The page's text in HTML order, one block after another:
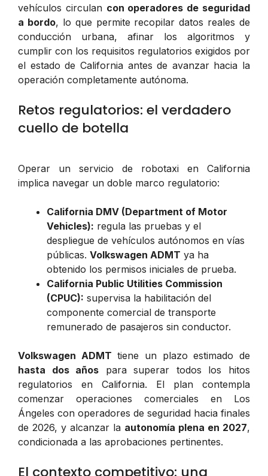
vehículos circulan con operadores de seguridad
a bordo, lo que permite recopilar datos reales de
conducción urbana, afinar los algoritmos y
cumplir con los requisitos regulatorios exigidos por
el estado de California antes de avanzar hacia la
operación completamente autónoma.
Retos regulatorios: el verdadero
cuello de botella
Operar un servicio de robotaxi en California
implica navegar un doble marco regulatorio:
California DMV (Department of Motor
Vehicles): regula las pruebas y el
despliegue de vehículos autónomos en vías
públicas. Volkswagen ADMT ya ha
obtenido los permisos iniciales de prueba.
California Public Utilities Commission
(CPUC): supervisa la habilitación del
componente comercial de transporte
remunerado de pasajeros sin conductor.
Volkswagen ADMT tiene un plazo estimado de
hasta dos años para superar todos los hitos
regulatorios en California. El plan contempla
comenzar operaciones comerciales en Los
Ángeles con operadores de seguridad hacia finales
de 2026, y alcanzar la autonomía plena en 2027,
condicionada a las aprobaciones pertinentes.
El contexto competitivo: una